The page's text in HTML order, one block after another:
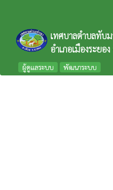
เทศบาลตำบลทับ
อำเภอเมืองระยอ
ผู้ดูแลระบบ พัฒนาระบบ